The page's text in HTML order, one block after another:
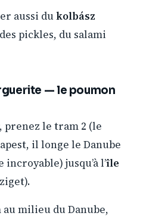
aussi dukolbász
pickles, du salami
— le poumon
le tram 2 (le
il longe le Danube
incroyable) jusqu’à l’île
au milieu du Danube,